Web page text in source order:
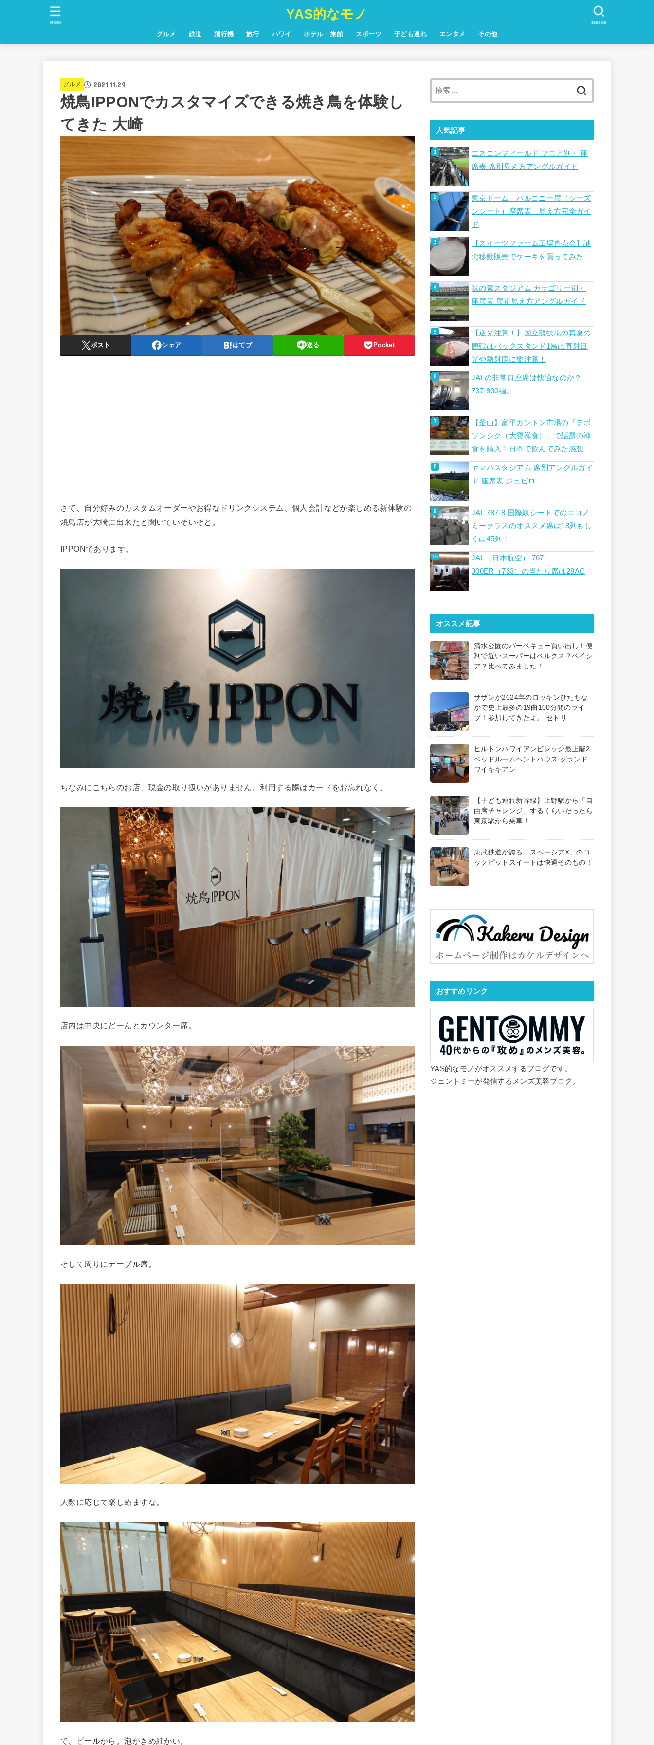
YAS的なモノ
グルメ 鉄道 飛行機 旅行 ハワイ ホテル・旅館 スポーツ 子ども連れ エンタメ その他
SEARCH
MENU
グルメ 2021.11.29
焼鳥IPPONでカスタマイズできる焼き鳥を体験し
てきた 大崎
ポスト シェア はてブ 送る Pocket
さて、自分好みのカスタムオーダーやお得なドリンクシステム、個人会計などが楽しめる新体験の
焼鳥店が大崎に出来たと聞いていそいそと。
IPPONであります。
ちなみにこちらのお店、現金の取り扱いがありません。利用する際はカードをお忘れなく。
店内は中央にどーんとカウンター席。
そして周りにテーブル席。
人数に応じて楽しめますな。
で、ビールから。泡がきめ細かい。
人気記事
エスコンフィールド フロア別・ 座
席表 席別見え方アングルガイド
東京ドーム バルコニー席（シーズ
ンシート）座席表 見え方完全ガイ
ド
【スイーツファーム工場直売会】謎
の移動販売でケーキを買ってみた
味の素スタジアム カテゴリー別・
座席表 席別見え方アングルガイド
【逆光注意！】国立競技場の真夏の
観戦はバックスタンド1層は直射日
光や熱射病に要注意！
JALの非常口座席は快適なのか？
737-800編。
【釜山】富平カントン市場の「テボ
ソンシク（大寶禅食）」で話題の禅
食を購入！日本で飲んでみた感想
ヤマハスタジアム 席別アングルガイ
ド 座席表 ジュビロ
JAL 787-8 国際線シートでのエコノ
ミークラスのオススメ席は18列もし
くは45列！
JAL（日本航空） 767-
300ER（763）の当たり席は28AC
オススメ記事
清水公園のバーベキュー買い出し！便
利で近いスーパーはベルクス？ベイシ
ア？比べてみました！
サザンが2024年のロッキンひたちな
かで史上最多の19曲100分間のライ
ブ！参加してきたよ。 セトリ
ヒルトンハワイアンビレッジ最上階2
ベッドルームペントハウス グランド
ワイキキアン
【子ども連れ新幹線】上野駅から「自
由席チャレンジ」するくらいだったら
東京駅から乗車！
東武鉄道が誇る「スペーシアX」のコ
ックピットスイートは快適そのもの！
おすすめリンク
YAS的なモノがオススメするブログです。
ジェントミーが発信するメンズ美容ブログ。